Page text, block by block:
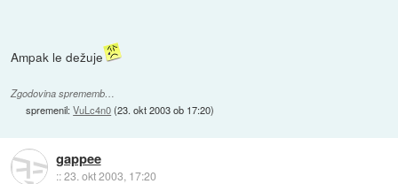
Ampak le dežuje
Zgodovina sprememb…
spremenil:VuLc4n0(23. okt 2003 ob 17:20)
gappee
::23. okt 2003, 17:20